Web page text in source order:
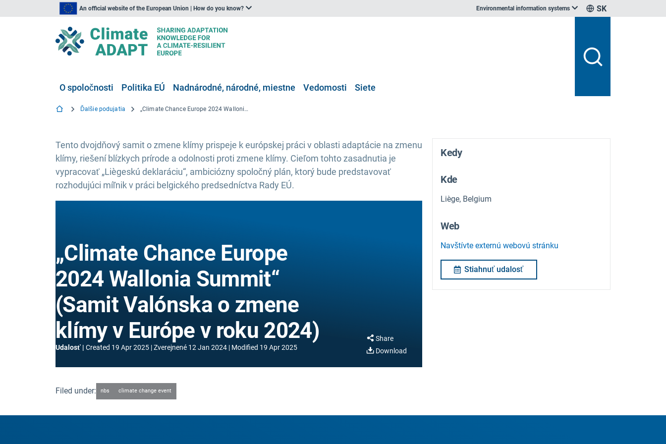
An official website of the European Union | How do you know? Environmental information systems SK
O spoločnosti Politika EÚ Nadnárodné, národné, miestne Vedomosti Siete
Ďalšie podujatia „Climate Chance Europe 2024 Wallonia Summit“ (Samit Valónska o zmene klímy v Európe v roku 2024)
Tento dvojdňový samit o zmene klímy prispeje k európskej práci v oblasti adaptácie na zmenu
klímy, riešení blízkych prírode a odolnosti proti zmene klímy. Cieľom tohto zasadnutia je
vypracovať „Liègeskú deklaráciu“, ambiciózny spoločný plán, ktorý bude predstavovať
rozhodujúci míľnik v práci belgického predsedníctva Rady EÚ.
„Climate Chance Europe
2024 Wallonia Summit“
(Samit Valónska o zmene
klímy v Európe v roku 2024)
Udalosť Created 19 Apr 2025 Zverejnené 12 Jan 2024 Modified 19 Apr 2025
Share
Download
Filed under: nbs climate change event
Kedy
Kde
Liège, Belgium
Web
Navštívte externú webovú stránku
Stiahnuť udalosť